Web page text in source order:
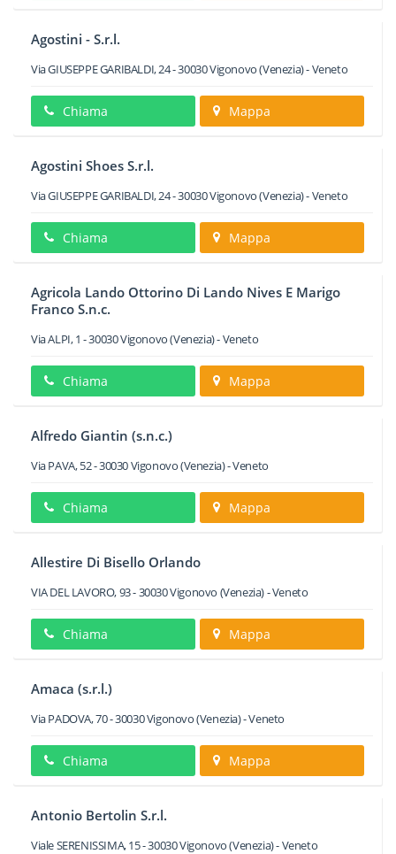
Agostini - S.r.l.
Via GIUSEPPE GARIBALDI, 24-30030Vigonovo(Venezia) -Veneto
Chiama Mappa
Agostini Shoes S.r.l.
Via GIUSEPPE GARIBALDI, 24-30030Vigonovo(Venezia) -Veneto
Chiama Mappa
Agricola Lando Ottorino Di Lando Nives E Marigo
Franco S.n.c.
Via ALPI, 1 -30030Vigonovo(Venezia) -Veneto
Chiama Mappa
Alfredo Giantin (s.n.c.)
Via PAVA, 52-30030Vigonovo(Venezia) -Veneto
Chiama Mappa
Allestire Di Bisello Orlando
VIA DEL LAVORO, 93-30030Vigonovo (Venezia) -Veneto
Chiama Mappa
Amaca (s.r.l.)
Via PADOVA, 70-30030Vigonovo(Venezia) -Veneto
Chiama Mappa
Antonio Bertolin S.r.l.
Viale SERENISSIMA, 15-30030Vigonovo(Venezia) -Veneto